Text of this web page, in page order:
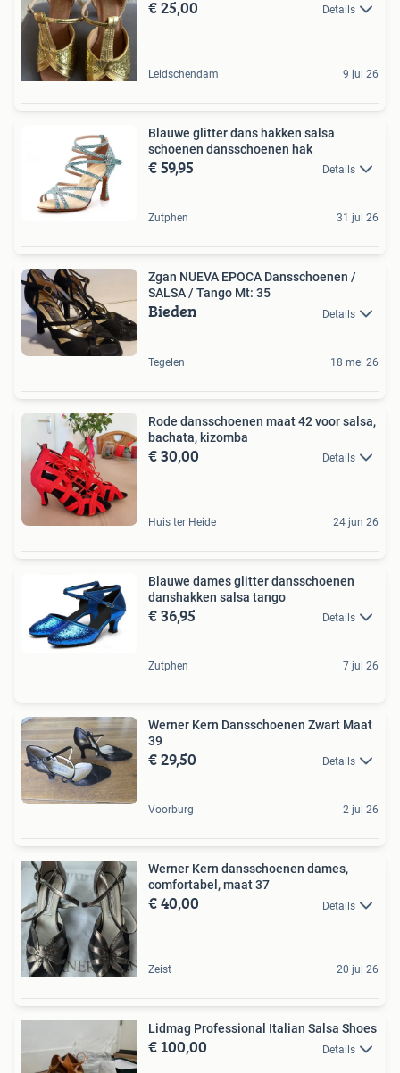
€ 25,00 Details
Leidschendam 9 jul 26
Blauwe glitter dans hakken salsa
schoenen dansschoenen hak
€ 59,95 Details
Zutphen 31 jul 26
Zgan NUEVA EPOCA Dansschoenen /
SALSA / Tango Mt: 35
Bieden Details
Tegelen 18 mei 26
Rode dansschoenen maat 42 voor salsa,
bachata, kizomba
€ 30,00 Details
Huis ter Heide 24 jun 26
Blauwe dames glitter dansschoenen
danshakken salsa tango
€ 36,95 Details
Zutphen 7 jul 26
Werner Kern Dansschoenen Zwart Maat
39
€ 29,50 Details
Voorburg 2 jul 26
Werner Kern dansschoenen dames,
comfortabel, maat 37
€ 40,00 Details
Zeist 20 jul 26
Lidmag Professional Italian Salsa Shoes
€ 100,00 Details